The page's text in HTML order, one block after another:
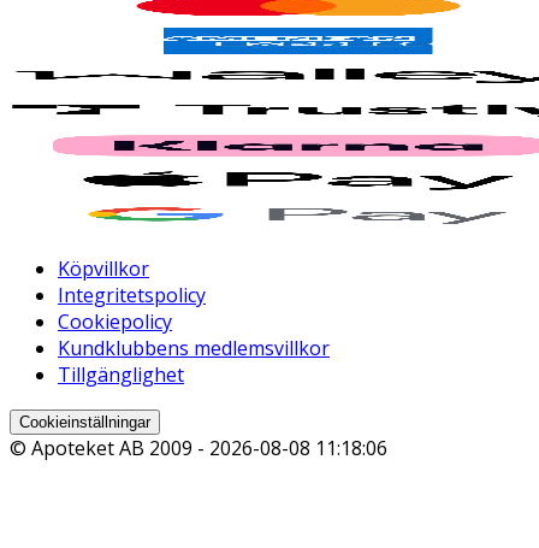
Köpvillkor
Integritetspolicy
Cookiepolicy
Kundklubbens medlemsvillkor
Tillgänglighet
Cookieinställningar
© Apoteket AB 2009 - 2026-08-08 11:18:06